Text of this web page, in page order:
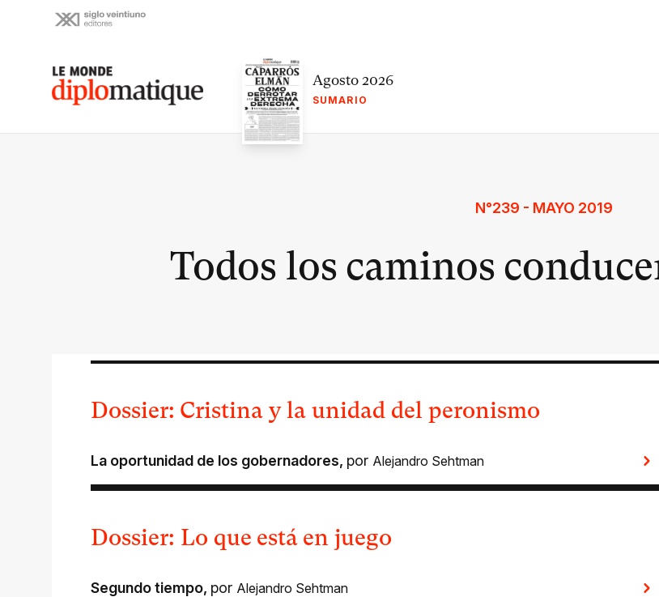
Le monde diplomatique Agosto 2026
SUMARIO
N°239 - MAYO 2019
Todos los caminos
Dossier: Cristina y la unidad del peronismo
La oportunidad de los gobernadores, por Alejandro Sehtman
Dossier: Lo que está en juego
Segundo tiempo, por Alejandro Sehtman